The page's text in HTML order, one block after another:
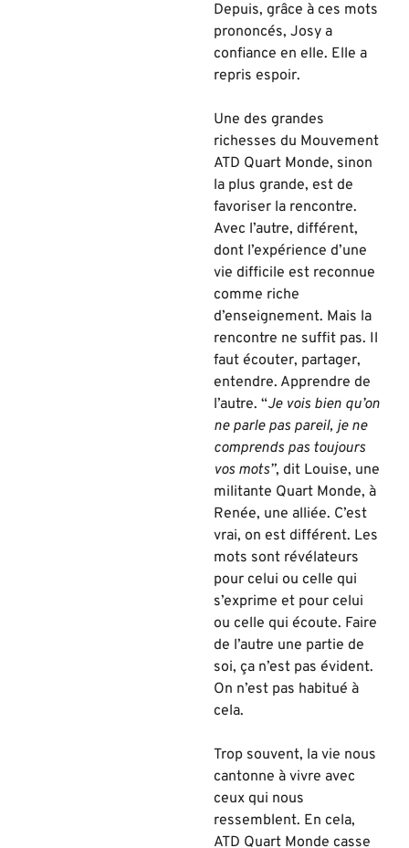
Depuis, grâce à ces mots
prononcés, Josy a
confiance en elle. Elle a
repris espoir.
Une des grandes
richesses du Mouvement
ATD Quart Monde, sinon
la plus grande, est de
favoriser la rencontre.
Avec l’autre, différent,
dont l’expérience d’une
vie difficile est reconnue
comme riche
d’enseignement. Mais la
rencontre ne suffit pas. Il
faut écouter, partager,
entendre. Apprendre de
l’autre. “Je vois bien qu’on
ne parle pas pareil, je ne
comprends pas toujours
vos mots”, dit Louise, une
militante Quart Monde, à
Renée, une alliée. C’est
vrai, on est différent. Les
mots sont révélateurs
pour celui ou celle qui
s’exprime et pour celui
ou celle qui écoute. Faire
de l’autre une partie de
soi, ça n’est pas évident.
On n’est pas habitué à
cela.
Trop souvent, la vie nous
cantonne à vivre avec
ceux qui nous
ressemblent. En cela,
ATD Quart Monde casse